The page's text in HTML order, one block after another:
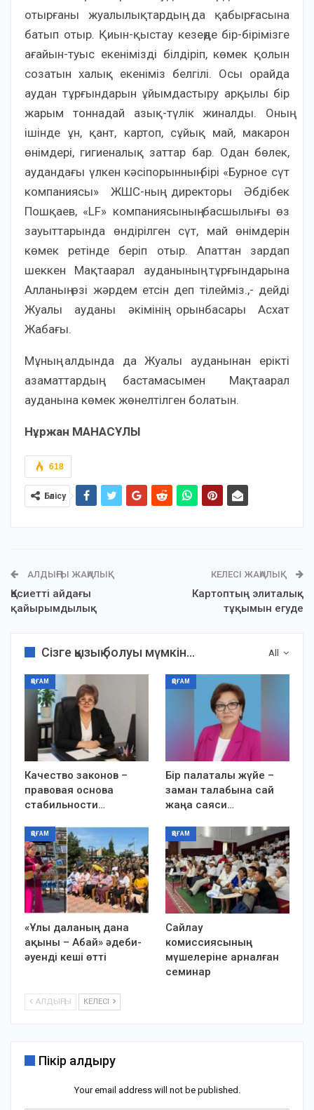
отырғаны жуалылықтардың да қабырғасына
батып отыр. Қиын-қыстау кезеңде бір-бірімізге
ағайын-туыс екенімізді білдіріп, көмек қолын
созатын халық екеніміз белгілі. Осы орайда
аудан тұрғындарын ұйымдастыру арқылы бір
жарым тоннадай азық-түлік жиналды. Оның
ішінде ұн, қант, картоп, сұйық май, макарон
өнімдері, гигиеналық заттар бар. Одан бөлек,
аудандағы үлкен кәсіпорынның бірі «Бурное сүт
компаниясы» ЖШС-ның директоры Әбдібек
Пошқаев, «LF» компаниясының басшылығы өз
зауыттарында өндірілген сүт, май өнімдерін
көмек ретінде беріп отыр. Апаттан зардап
шеккен Мақтаарал ауданының тұрғындарына
Алланың өзі жәрдем етсін деп тілейміз.,- дейді
Жуалы ауданы әкімінің орынбасары Асхат
Жабағы.
Мұның алдында да Жуалы ауданынан ерікті
азаматтардың бастамасымен Мақтаарал
ауданына көмек жөнелтілген болатын.
Нұржан МАНАСҰЛЫ
618
Бөлісу
АЛДЫҢҒЫ ЖАҢАЛЫҚ
Қасиетті айдағы
қайырымдылық
КЕЛЕСІ ЖАҢАЛЫҚ
Картоптың элиталық
тұқымын егуде
All
Сізге қызық болуы мүмкін...
ҚОҒАМ
Качество законов –
правовая основа
стабильности…
ҚОҒАМ
Бір палаталы жүйе –
заман талабына сай
жаңа саяси…
ҚОҒАМ
«Ұлы даланың дана
ақыны – Абай» әдеби-
әуенді кеші өтті
ҚОҒАМ
Сайлау
комиссиясының
мүшелеріне арналған
семинар
АЛДЫҢҒЫ КЕЛЕСІ
Пікір қалдыру
Your email address will not be published.